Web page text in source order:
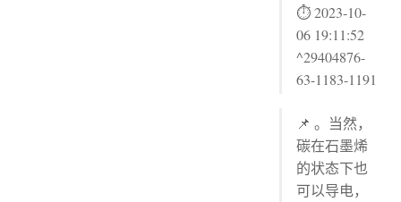
⏱ 2023-10-
06 19:11:52
^29404876-
63-1183-1191
📌 。当然，
碳在石墨烯
的状态下也
可以导电，